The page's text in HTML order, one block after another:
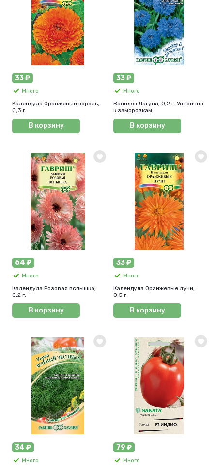
33 ₽
Много
Календула Оранжевый король,
0,3 г
В корзину
33 ₽
Много
Василек Лагуна, 0,2 г. Устойчив
к заморозкам.
В корзину
64 ₽
Много
Календула Розовая вспышка,
0,2 г.
В корзину
33 ₽
Много
Календула Оранжевые лучи,
0,5 г
В корзину
34 ₽
Много
79 ₽
Много